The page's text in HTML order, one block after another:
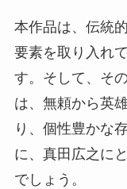
本作品は、伝統
要素を取り入れ
す。そして、そ
は、無頼から英
り、個性豊かな
に、真田広之に
でしょう。